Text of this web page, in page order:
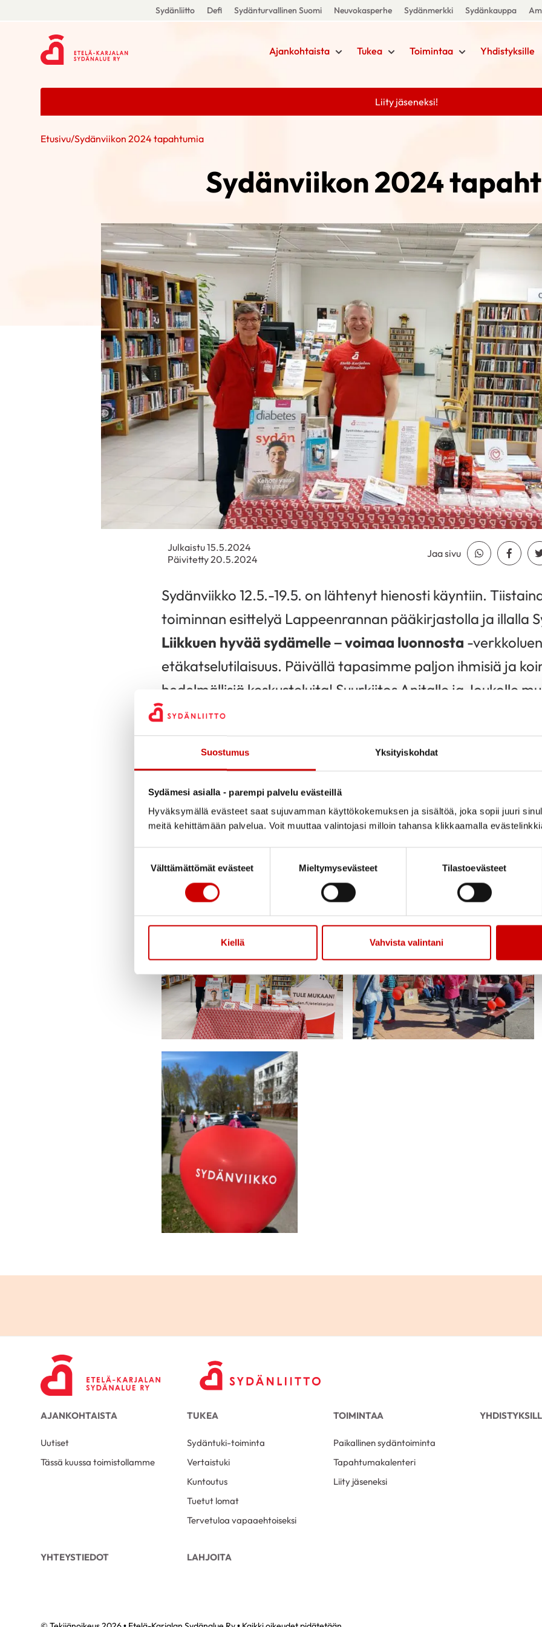
Suostumus Yksityiskohdat
Sydämesi asialla - parempi palvelu evästeillä
Hyväksymällä evästeet saat sujuvamman käyttökokemuksen ja sisältöä, joka sopii juuri
meitä kehittämään palvelua. Voit muuttaa valintojasi milloin tahansa klikkaamalla
Välttämättömät evästeet
Mieltymysevästeet Tilastoevästeet
Kiellä Vahvista valintani
Sydänliitto Defi Sydänturvallinen Suomi Neuvokasperhe Sydänmerkki Sydänkauppa
Ajankohtaista Tukea Toimintaa Yhdistyksille
Liity jäseneksi!
Etusivu/Sydänviikon 2024 tapahtumia
Sydänviikon 2024
Julkaistu 15.5.2024
Päivitetty 20.5.2024
Jaa sivu Jaa Whatsapp
Jaa
Sydänviikko 12.5.-19.5. on lähtenyt hienosti käyntiin.
toiminnan esittelyä Lappeenrannan pääkirjastolla ja illalla
Liikkuen hyvää sydämelle – voimaa luonnosta -
etäkatselutilaisuus. Päivällä tapasimme paljon ihmisiä ja
hedelmällisiä keskusteluita! Suurkiitos Anitalle ja Joukolle
Keskiviikkona oli vuorossa kävelytapahtumia
Lauritsalassa, Sammonlahdessa ja Voisalmessa. Lisäksi oli
Luumäellä. Lämmin ja aurinkoinen sää suosi mukana olleita!
Perjantaina oli avoimet ovet. Vesitornin maastossa oli
jonka varrella oli mm. venyttelyä sekä lintuvisa. Lisäksi
sekä hyönteishotellia.
AJANKOHTAISTA
Uutiset
Tässä kuussa toimistollamme
TUKEA
Sydäntuki-toiminta
Vertaistuki
Kuntoutus
Tuetut lomat
Tervetuloa vapaaehtoiseksi
TOIMINTAA
Paikallinen sydäntoiminta
Tapahtumakalenteri
Liity jäseneksi
YHTEYSTIEDOT LAHJOITA